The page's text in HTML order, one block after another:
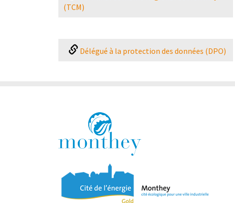
(TCM)
Délégué à la protection des données (DPO)